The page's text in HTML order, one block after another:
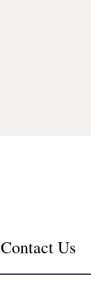
Contact Us